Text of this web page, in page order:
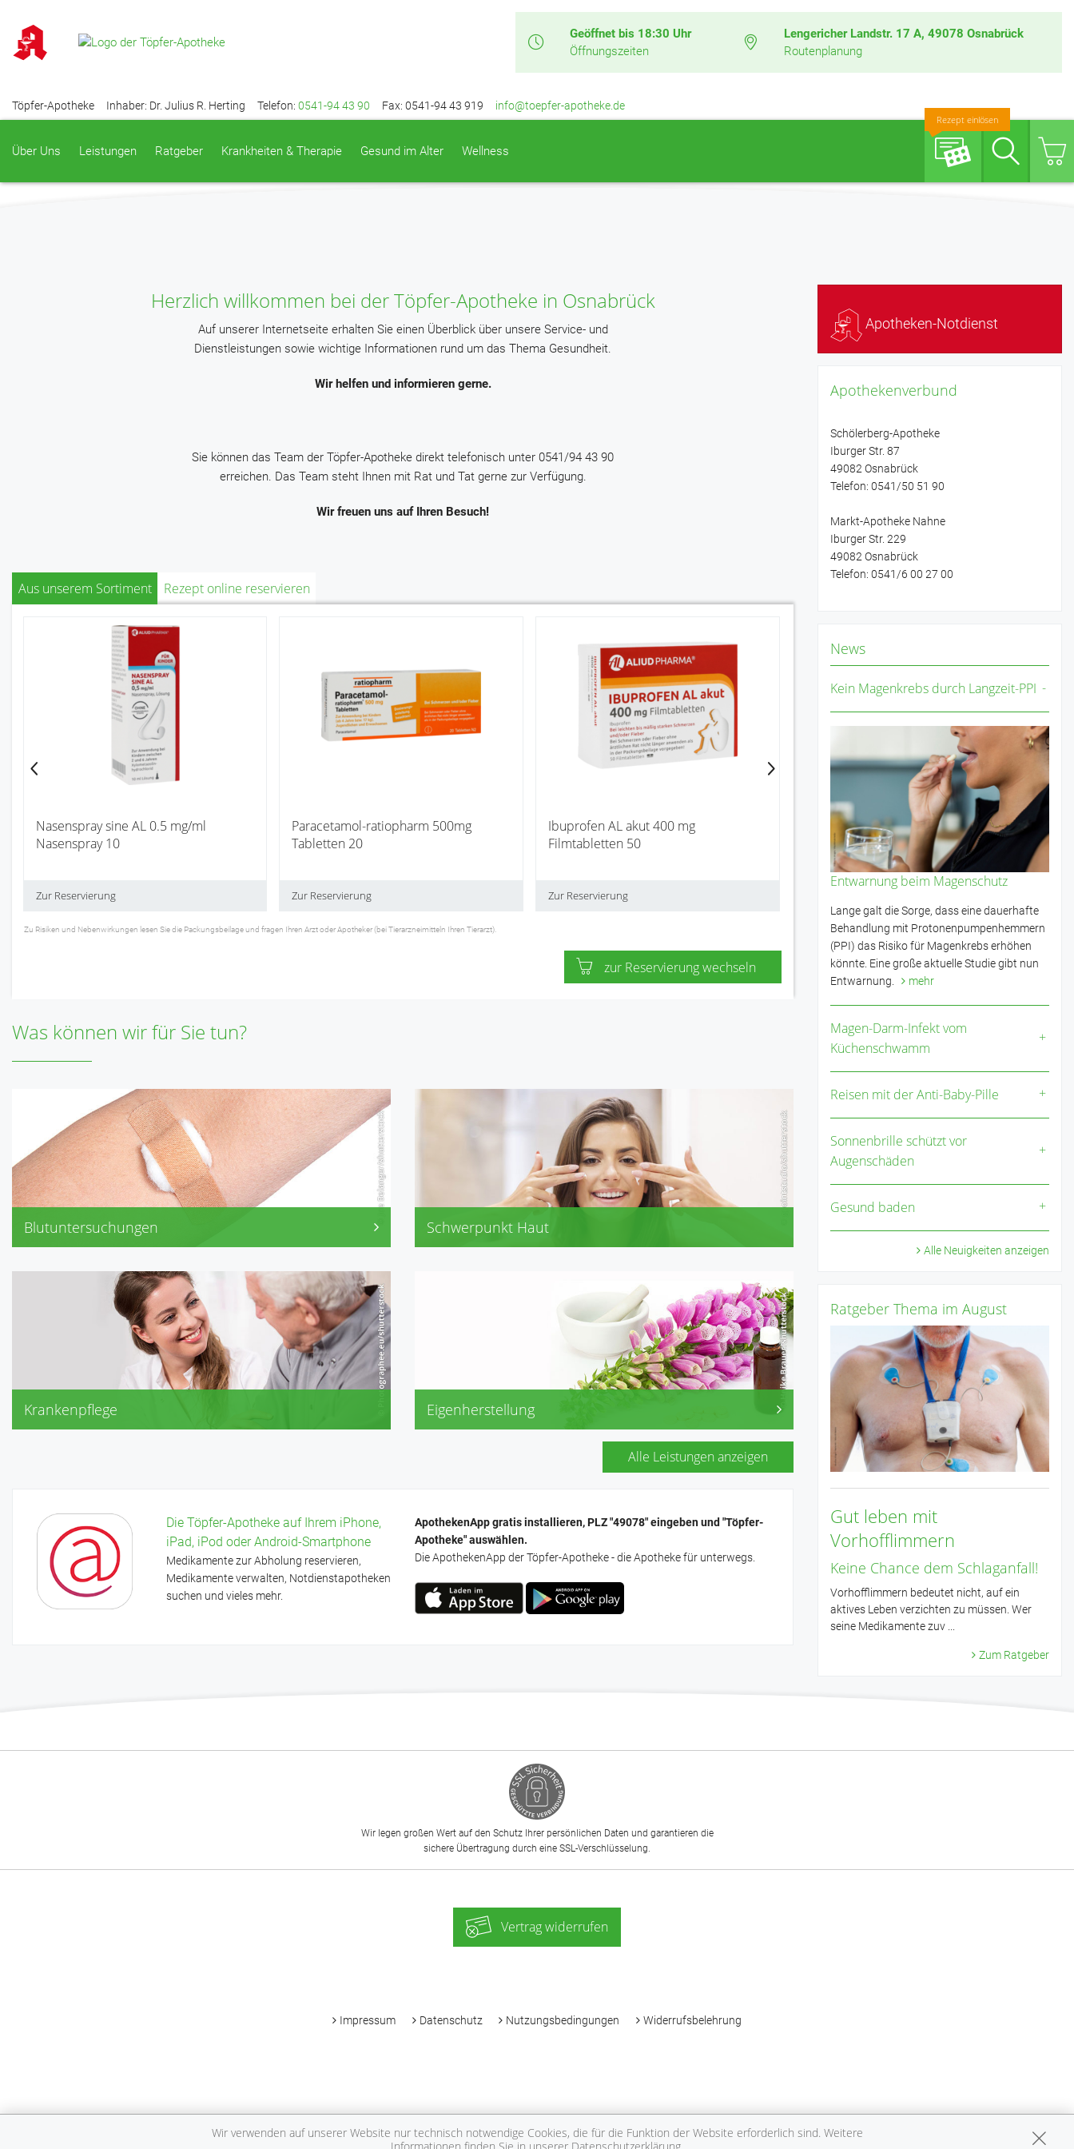
Geöffnet bis 18:30 Uhr
Öffnungszeiten
Lengericher Landstr. 17 A, 49078 Osnabrück
Routenplanung
Töpfer-Apotheke Inhaber: Dr. Julius R. Herting Telefon: 0541-94 43 90 Fax: 0541-94 43 919 info@toepfer-apotheke.de
Über Uns Leistungen Ratgeber Krankheiten & Therapie Gesund im Alter Wellness
Rezept einlösen
Suche
Gut leben mit Vorhofflimmern
Keine Chance dem Schlaganfall!
Herzlich willkommen bei der Töpfer-Apotheke in Osnabrück
Auf unserer Internetseite erhalten Sie einen Überblick über unsere Service- und
Dienstleistungen sowie wichtige Informationen rund um das Thema Gesundheit.
Wir helfen und informieren gerne.
Sie können das Team der Töpfer-Apotheke direkt telefonisch unter 0541/94 43 90
erreichen. Das Team steht Ihnen mit Rat und Tat gerne zur Verfügung.
Wir freuen uns auf Ihren Besuch!
Aus unserem Sortiment Rezept online reservieren
Nasenspray sine AL 0.5 mg/ml
Nasenspray 10
Zur Reservierung
Paracetamol-ratiopharm 500mg
Tabletten 20
Zur Reservierung
Ibuprofen AL akut 400 mg
Filmtabletten 50
Zur Reservierung
Ibu-ratiopharm Fiebersaft für Kinder
40mg/ml 100
Zu Risiken und Nebenwirkungen lesen Sie die Packungsbeilage und fragen Ihren Arzt oder Apotheker (bei Tierarzneimitteln Ihren Tierarzt).
zur Reservierung wechseln
Was können wir für Sie tun?
Blutuntersuchungen
Glucose
Schwerpunkt Haut
Neutrogena, Olivenölpflege (Medipharma), Optolind, Vichy, Widmer
Krankenpflege Eigenherstellung
Alle Leistungen anzeigen
Die Töpfer-Apotheke auf Ihrem iPhone,
iPad, iPod oder Android-Smartphone
Medikamente zur Abholung reservieren,
Medikamente verwalten, Notdienstapotheken
suchen und vieles mehr.
ApothekenApp gratis installieren, PLZ "49078" eingeben und "Töpfer-
Apotheke" auswählen.
Die ApothekenApp der Töpfer-Apotheke - die Apotheke für unterwegs.
Apotheken-Notdienst
Apothekenverbund
Schölerberg-Apotheke
Iburger Str. 87
49082 Osnabrück
Telefon: 0541/50 51 90
Markt-Apotheke Nahne
Iburger Str. 229
49082 Osnabrück
Telefon: 0541/6 00 27 00
News
Kein Magenkrebs durch Langzeit-PPI
Entwarnung beim Magenschutz
Lange galt die Sorge, dass eine dauerhafte
Behandlung mit Protonenpumpenhemmern
(PPI) das Risiko für Magenkrebs erhöhen
könnte. Eine große aktuelle Studie gibt nun
Entwarnung.
mehr
Magen-Darm-Infekt vom
Küchenschwamm
Reisen mit der Anti-Baby-Pille
Sonnenbrille schützt vor
Augenschäden
Gesund baden
Alle Neuigkeiten anzeigen
Ratgeber Thema im August
Gut leben mit
Vorhofflimmern
Keine Chance dem Schlaganfall!
Vorhofflimmern bedeutet nicht, auf ein
aktives Leben verzichten zu müssen. Wer
seine Medikamente zuv ...
Zum Ratgeber
Wir legen großen Wert auf den Schutz Ihrer persönlichen Daten und garantieren die
sichere Übertragung durch eine SSL-Verschlüsselung.
Vertrag widerrufen
Impressum Datenschutz Nutzungsbedingungen Widerrufsbelehrung
Wir verwenden auf unserer Website nur technisch notwendige Cookies, die für die Funktion der Website erforderlich sind. Weitere